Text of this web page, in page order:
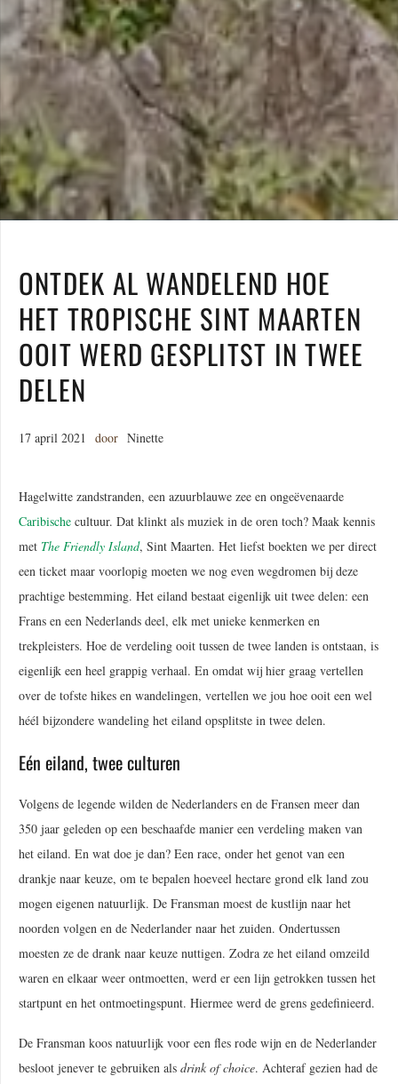
ONTDEK AL WANDELEND HOE
HET TROPISCHE SINT MAARTEN
OOIT WERD GESPLITST IN TWEE
DELEN
17 april 2021 door Ninette
Hagelwitte zandstranden, een azuurblauwe zee en ongeëvenaarde
Caribische cultuur. Dat klinkt als muziek in de oren toch? Maak kennis
met The Friendly Island, Sint Maarten. Het liefst boekten we per direct
een ticket maar voorlopig moeten we nog even wegdromen bij deze
prachtige bestemming. Het eiland bestaat eigenlijk uit twee delen: een
Frans en een Nederlands deel, elk met unieke kenmerken en
trekpleisters. Hoe de verdeling ooit tussen de twee landen is ontstaan, is
eigenlijk een heel grappig verhaal. En omdat wij hier graag vertellen
over de tofste hikes en wandelingen, vertellen we jou hoe ooit een wel
héél bijzondere wandeling het eiland opsplitste in twee delen.
Eén eiland, twee culturen
Volgens de legende wilden de Nederlanders en de Fransen meer dan
350 jaar geleden op een beschaafde manier een verdeling maken van
het eiland. En wat doe je dan? Een race, onder het genot van een
drankje naar keuze, om te bepalen hoeveel hectare grond elk land zou
mogen eigenen natuurlijk. De Fransman moest de kustlijn naar het
noorden volgen en de Nederlander naar het zuiden. Ondertussen
moesten ze de drank naar keuze nuttigen. Zodra ze het eiland omzeild
waren en elkaar weer ontmoetten, werd er een lijn getrokken tussen het
startpunt en het ontmoetingspunt. Hiermee werd de grens gedefinieerd.
De Fransman koos natuurlijk voor een fles rode wijn en de Nederlander
besloot jenever te gebruiken als drink of choice. Achteraf gezien had de